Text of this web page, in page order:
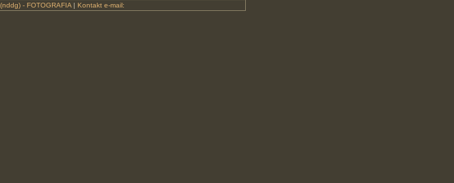
- FOTOGRAFIA| Kontakt e-mail: